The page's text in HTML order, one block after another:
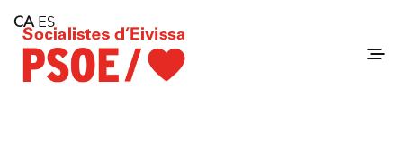
Consell Insular d'Eivissa
Services
Contact
CA ES